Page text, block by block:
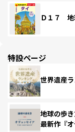
Ｄ１７
特設ページ
世界遺産
地球の歩
最新作『オ